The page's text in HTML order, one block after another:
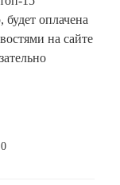
оплачена
на сайте
0